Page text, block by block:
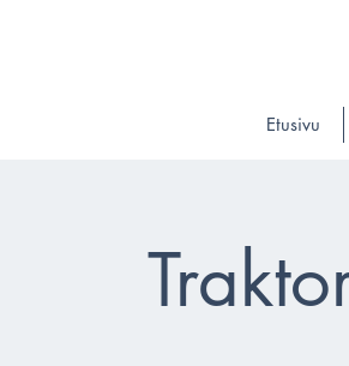
Etusivu